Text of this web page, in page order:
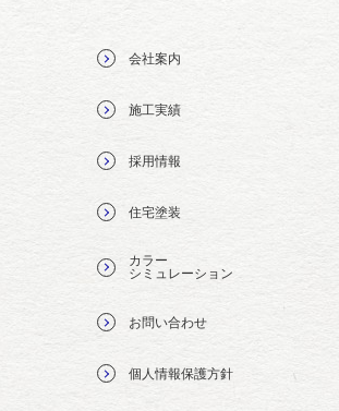
会社案内
施工実績
採用情報
住宅塗装
カラー
シミュレーション
お問い合わせ
個人情報保護方針